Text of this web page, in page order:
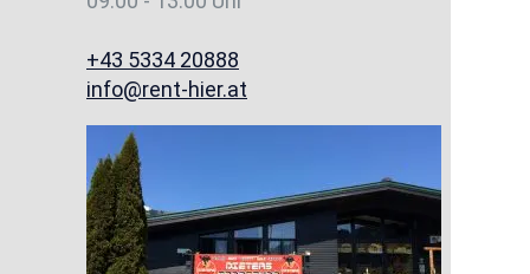
+43 5334 20888
info@rent-hier.at